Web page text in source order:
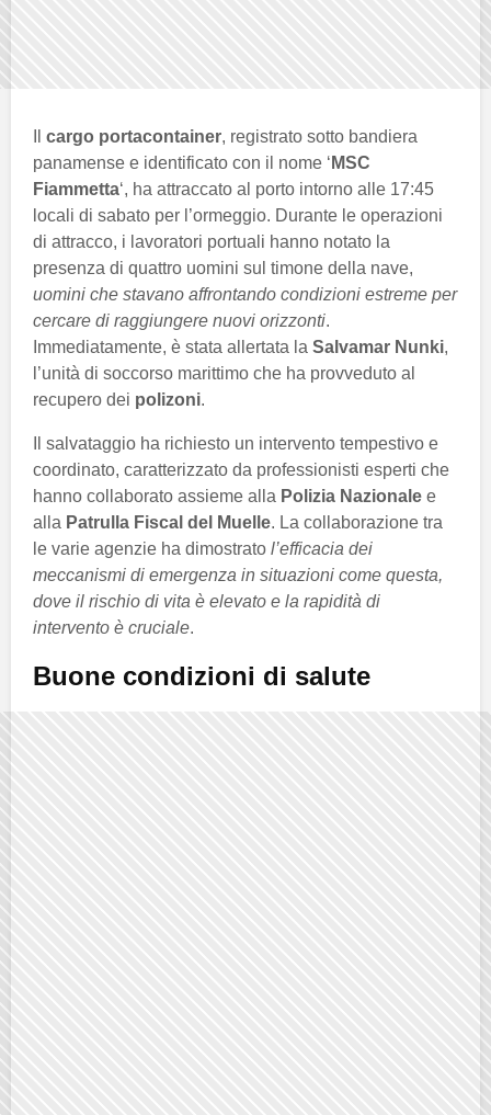
cargo portacontainer, registrato sotto bandiera
panamense e identificato con il nome ‘ MSC
Fiammetta‘, ha attraccato al porto intorno alle 17:45
locali di sabato per l’ormeggio. Durante le operazioni
di attracco, i lavoratori portuali hanno notato la
presenza di quattro uomini sul timone della nave,
uomini che stavano affrontando condizioni estreme per
cercare di raggiungere nuovi orizzonti.
Immediatamente, è stata allertata la Salvamar Nunki,
l’unità di soccorso marittimo che ha provveduto al
recupero dei polizoni.
Il salvataggio ha richiesto un intervento tempestivo e
coordinato, caratterizzato da professionisti esperti che
hanno collaborato assieme alla Polizia Nazionale e
alla Patrulla Fiscal del Muelle. La collaborazione tra
le varie agenzie ha dimostrato l’efficacia dei
meccanismi di emergenza in situazioni come questa,
dove il rischio di vita è elevato e la rapidità di
intervento è cruciale.
Buone condizioni di salute